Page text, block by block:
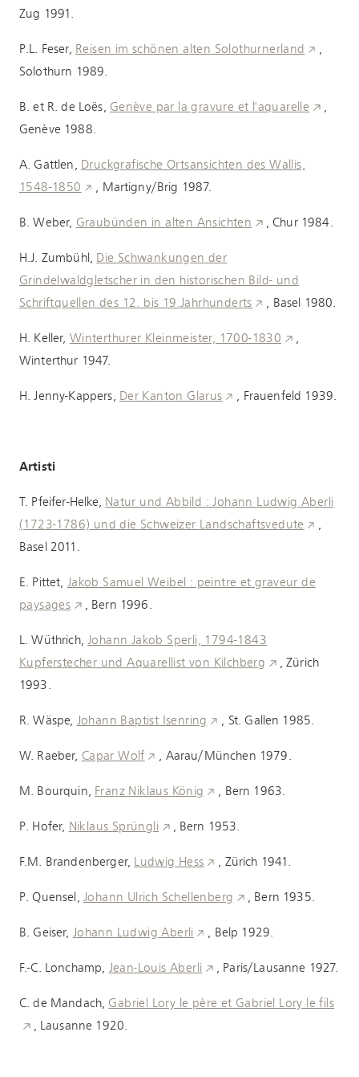
Zug 1991.
P.L. Feser, Reisen im schönen alten Solothurnerland
,
Solothurn 1989.
B. et R. de Loës, Genève par la gravure et l'aquarelle
,
Genève 1988.
A. Gattlen, Druckgrafische Ortsansichten des Wallis,
1548-1850
, Martigny/Brig 1987.
B. Weber, Graubünden in alten Ansichten , Chur 1984.
H.J. Zumbühl, Die Schwankungen der
Grindelwaldgletscher in den historischen Bild- und
Schriftquellen des 12. bis 19.Jahrhunderts
, Basel 1980.
H. Keller, Winterthurer Kleinmeister, 1700-1830
,
Winterthur 1947.
H. Jenny-Kappers, Der Kanton Glarus , Frauenfeld 1939.
Artisti
T. Pfeifer-Helke, Natur und Abbild : Johann Ludwig Aberli
(1723-1786) und die Schweizer Landschaftsvedute
,
Basel 2011.
E. Pittet, Jakob Samuel Weibel : peintre et graveur de
paysages
, Bern 1996.
L. Wüthrich,Johann Jakob Sperli, 1794-1843
Kupferstecher und Aquarellist von Kilchberg
, Zürich
1993.
R. Wäspe, Johann Baptist Isenring , St. Gallen 1985.
W. Raeber, Capar Wolf , Aarau/München 1979.
M. Bourquin, Franz Niklaus König , Bern 1963.
P. Hofer, Niklaus Sprüngli , Bern 1953.
F.M. Brandenberger, Ludwig Hess , Zürich 1941.
P. Quensel, Johann Ulrich Schellenberg , Bern 1935.
B. Geiser, Johann Ludwig Aberli , Belp 1929.
F.-C. Lonchamp, Jean-Louis Aberli , Paris/Lausanne 1927.
C. de Mandach, Gabriel Lory le père et Gabriel Lory le fils
, Lausanne 1920.